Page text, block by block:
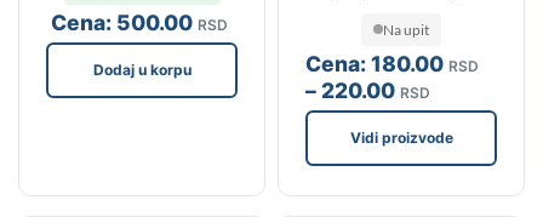
Cena: 500.00 RSD
Dodaj u korpu Cena:180.00 RSD
– 220.00 RSD
Na upit
Vidi proizvode